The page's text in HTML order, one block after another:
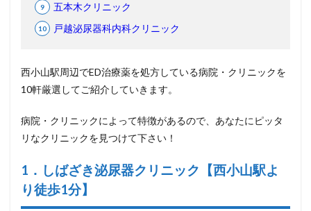
五本木クリニック
戸越泌尿器科内科クリニック
西小山駅周辺でED治療薬を処方している病院・クリニックを
10軒厳選してご紹介していきます。
病院・クリニックによって特徴があるので、あなたにピッタ
リなクリニックを見つけて下さい！
1 ．しばざき泌尿器クリニック【西小山駅よ
り徒歩1分】